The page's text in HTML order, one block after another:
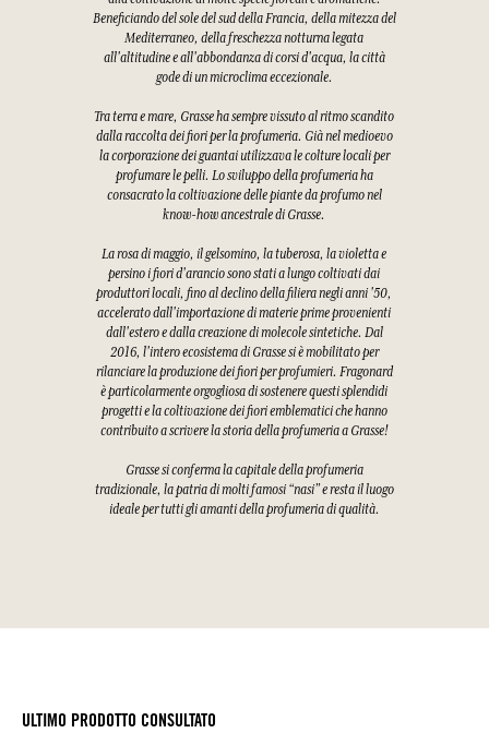
Beneficiando del sole del sud della Francia, della mitezza del
Mediterraneo, della freschezza notturna legata
all'altitudine e all'abbondanza di corsi d'acqua, la città
gode di un microclima eccezionale.
Tra terra e mare, Grasse ha sempre vissuto al ritmo scandito
dalla raccolta dei fiori per la profumeria. Già nel medioevo
la corporazione dei guantai utilizzava le colture locali per
profumare le pelli. Lo sviluppo della profumeria ha
consacrato la coltivazione delle piante da profumo nel
know-how ancestrale di Grasse.
La rosa di maggio, il gelsomino, la tuberosa, la violetta e
persino i fiori d'arancio sono stati a lungo coltivati dai
produttori locali, fino al declino della filiera negli anni '50,
accelerato dall'importazione di materie prime provenienti
dall'estero e dalla creazione di molecole sintetiche. Dal
2016, l'intero ecosistema di Grasse si è mobilitato per
rilanciare la produzione dei fiori per profumieri. Fragonard
è particolarmente orgogliosa di sostenere questi splendidi
progetti e la coltivazione dei fiori emblematici che hanno
contribuito a scrivere la storia della profumeria a Grasse!
Grasse si conferma la capitale della profumeria
tradizionale, la patria di molti famosi “nasi” e resta il luogo
ideale per tutti gli amanti della profumeria di qualità.
ULTIMO PRODOTTO CONSULTATO